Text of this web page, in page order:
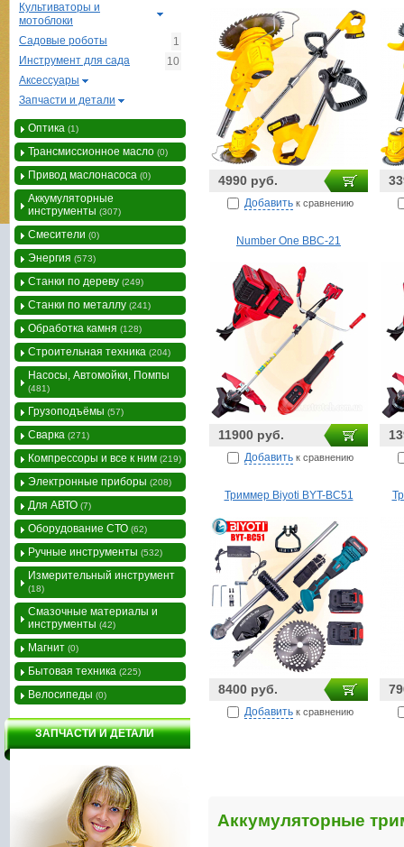
4990 руб.
Добавить к сравнению
Number One BBC-21
11900 руб.
Добавить к сравнению
Триммер Biyoti BYT-BC51
8400 руб.
Добавить к сравнению
Аккумуляторные
Культиваторы и
мотоблоки
Садовые роботы
1
Инструмент для сада
10
Аксессуары
Запчасти и детали
Оптика (1)
Трансмиссионное масло (0)
Привод маслонасоса (0)
Аккумуляторные
инструменты (307)
Смесители (0)
Энергия (573)
Станки по дереву (249)
Станки по металлу (241)
Обработка камня (128)
Строительная техника (204)
Насосы, Автомойки, Помпы
(481)
Грузоподъёмы (57)
Сварка (271)
Компрессоры и все к ним (219)
Электронные приборы (208)
Для АВТО (7)
Оборудование СТО (62)
Ручные инструменты (532)
Измерительный инструмент
(18)
Смазочные материалы и
инструменты (42)
Магнит (0)
Бытовая техника (225)
Велосипеды (0)
ЗАПЧАСТИ И ДЕТАЛИ